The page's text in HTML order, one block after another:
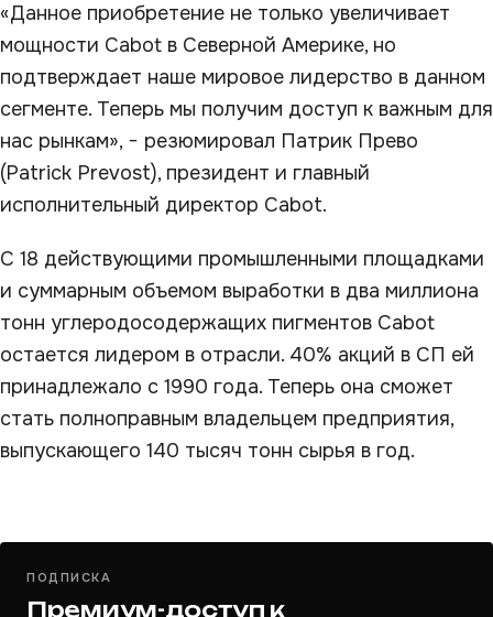
«Данное приобретение не только увеличивает
мощности Cabot в Северной Америке, но
подтверждает наше мировое лидерство в данном
сегменте. Теперь мы получим доступ к важным для
нас рынкам», − резюмировал Патрик Прево
(Patrick Prevost), президент и главный
исполнительный директор Cabot.
С 18 действующими промышленными площадками
и суммарным объемом выработки в два миллиона
тонн углеродосодержащих пигментов Cabot
остается лидером в отрасли. 40% акций в СП ей
принадлежало с 1990 года. Теперь она сможет
стать полноправным владельцем предприятия,
выпускающего 140 тысяч тонн сырья в год.
ПОДПИСКА
Премиум-доступ к